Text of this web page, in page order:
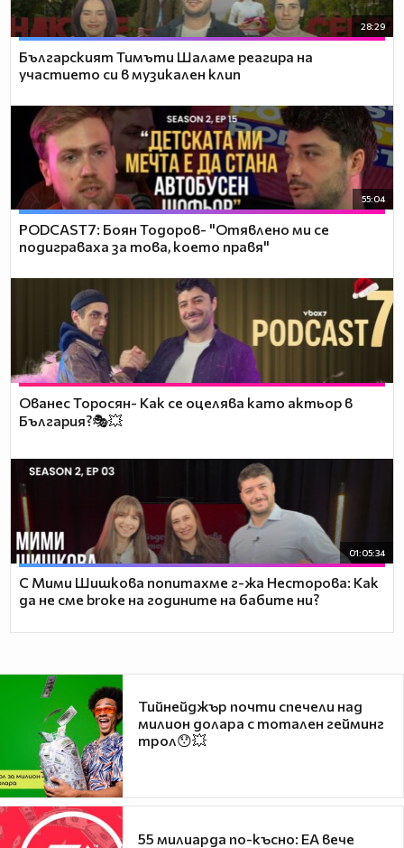
28:29
Българският Тимъти Шаламе реагира на
участието си в музикален клип
55:04
PODCAST7: ‪Боян Тодоров- "Отявлено ми се
подиграваха за това, което правя"
Ованес Торосян- Как се оцелява като актьор в
България?🎭💥
01:05:34
С Мими Шишкова попитахме г-жа Несторова: Как
да не сме broke на годините на бабите ни?
Тийнейджър почти спечели над
милион долара с тотален гейминг
трол😯💥
55 милиарда по-късно: EA вече